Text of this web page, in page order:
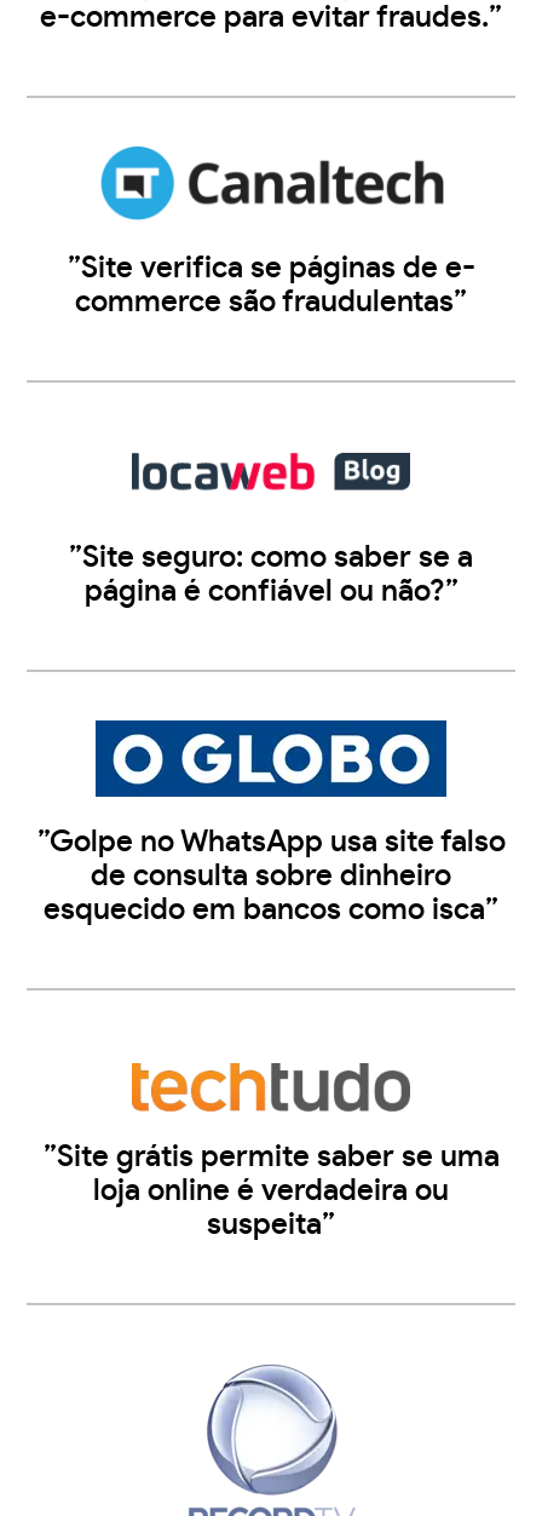
e-commerce para evitar fraudes.”
”Site verifica se páginas de e-
commerce são fraudulentas”
”Site seguro: como saber se a
página é confiável ou não?”
”Golpe no WhatsApp usa site falso
de consulta sobre dinheiro
esquecido em bancos como isca”
”Site grátis permite saber se uma
loja online é verdadeira ou
suspeita”